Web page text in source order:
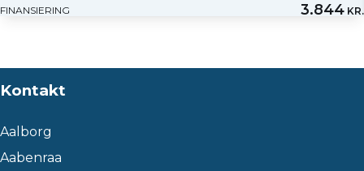
FINANSIERING
3.844 KR.
Kontakt
Aalborg
Aabenraa